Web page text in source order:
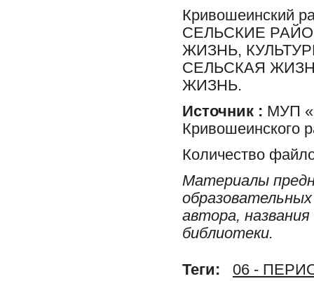
Кривошеинский
СЕЛЬСКИЕ
ЖИЗНЬ,
СЕЛЬСКАЯ
ЖИЗНЬ.
Источник : МУП
Кривошеинского
Количество
Материалы
автора,
библиотеки.
Теги:
06 -